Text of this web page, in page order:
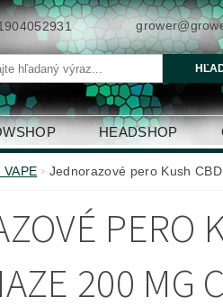
HEADSHOP
VAPE Jednorazové pero Kush
PERO
200 MG